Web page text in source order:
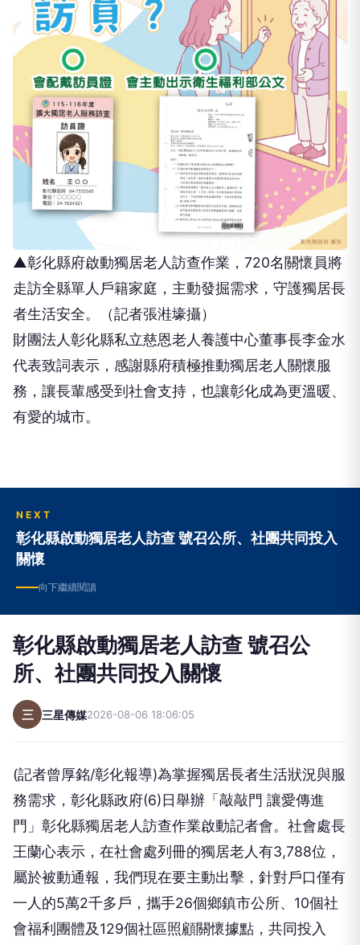
▲彰化縣府啟動獨居老人訪查作業，720名關懷員將
走訪全縣單人戶籍家庭，主動發掘需求，守護獨居長
者生活安全。（記者張溎壕攝）
財團法人彰化縣私立慈恩老人養護中心董事長李金水
代表致詞表示，感謝縣府積極推動獨居老人關懷服
務，讓長輩感受到社會支持，也讓彰化成為更溫暖、
有愛的城市。
NEXT
彰化縣啟動獨居老人訪查 號召公所、社團共同投入
關懷
向下繼續閱讀
彰化縣啟動獨居老人訪查 號召公
所、社團共同投入關懷
三 三星傳媒2026-08-06 18:06:05
(記者曾厚銘/彰化報導)為掌握獨居長者生活狀況與服
務需求，彰化縣政府(6)日舉辦「敲敲門 讓愛傳進
門」彰化縣獨居老人訪查作業啟動記者會。社會處長
王蘭心表示，在社會處列冊的獨居老人有3,788位，
屬於被動通報，我們現在要主動出擊，針對戶口僅有
一人的5萬2千多戶，攜手26個鄉鎮市公所、10個社
會福利團體及129個社區照顧關懷據點，共同投入